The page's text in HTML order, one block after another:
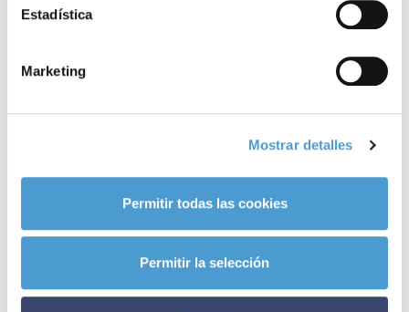
Estadística
Marketing
Mostrar detalles
Permitir todas las cookies
Permitir la selección
SEAP-IAP, SEHOP, SEN, SENR, SEOR y el impulso de ASTUCE
Spain, GEINO, GEPAC y GETTHI, propone una transformación del
abordaje del glioma de bajo grado en España. El texto subraya la
necesidad de mejorar la detección temprana, garantizar un
diagnóstico molecular homogéneo, reforzar la coordinación
complejos, acelerar el acceso a la innovación y fortalecer el
Registro Nacional de Tumores del SNC.
El consenso pone de relieve la necesidad urgente de mejorar la
detección temprana y el acceso al diagnóstico molecular de